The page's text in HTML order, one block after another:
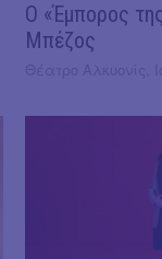
Ο «Έμπορος
Μπέζος